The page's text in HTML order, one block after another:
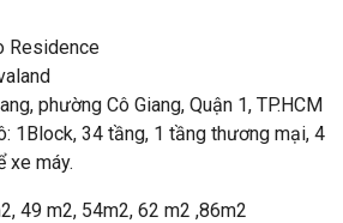
Residence
phường Cô Giang, Quận 1, TP.HCM
1Block, 34 tầng, 1 tầng thương mại, 4
xe máy.
m2, 54m2, 62 m2 ,86m2